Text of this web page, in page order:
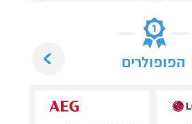
הפופולרים